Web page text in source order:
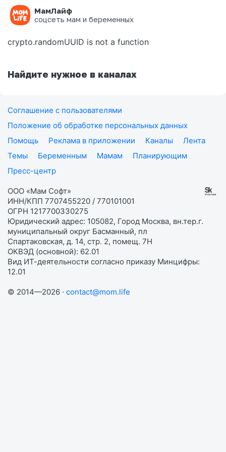
МамЛайф
соцсеть мам и беременных
Ошибка на странице
crypto.randomUUID is not a function
Найдите нужное в каналах
Соглашение с пользователями
Положение об обработке персональных данных
Помощь
Реклама в приложении Каналы
Лента
Темы
Беременным Мамам
Планирующим
Пресс-центр
ООО «Мам Софт»
ИНН/КПП 7707455220 / 770101001
ОГРН 1217700330275
Юридический адрес: 105082, Город Москва, вн.тер.г.
муниципальный округ Басманный, пл
Спартаковская, д. 14, стр. 2, помещ. 7Н
ОКВЭД (основной): 62.01
Вид ИТ-деятельности согласно приказу Минцифры:
12.01
© 2014—2026 · contact@mom.life